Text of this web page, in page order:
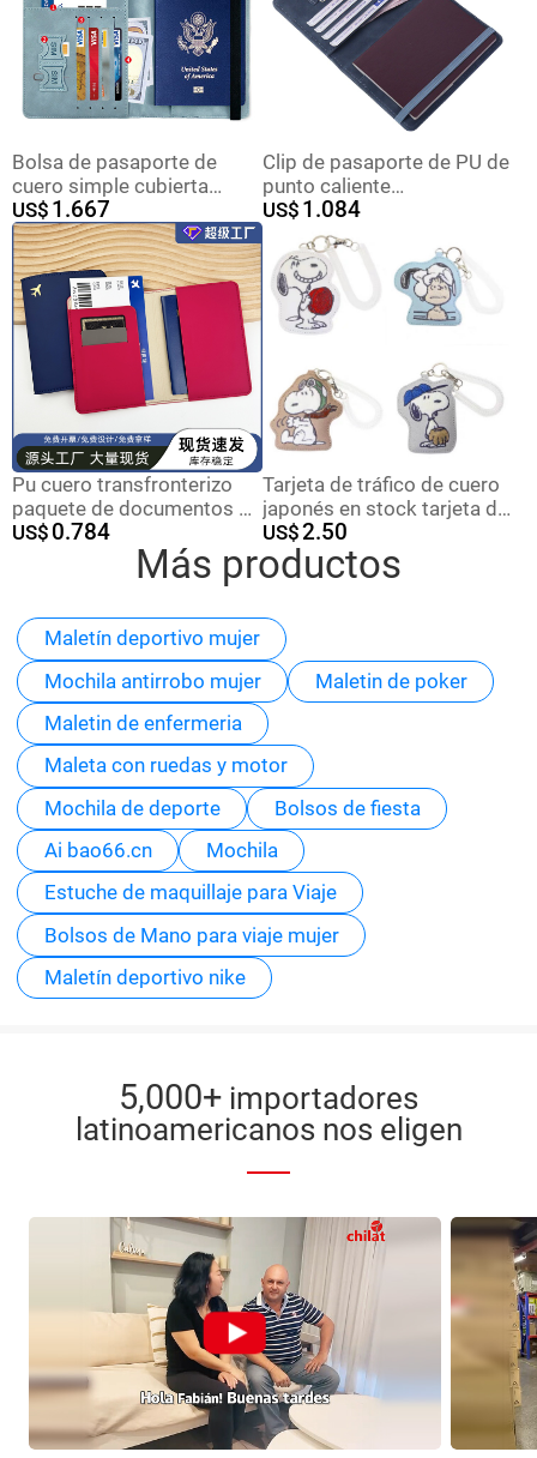
Carpeta de pasaporte en el
extranjero RFID
licencia de conducir
Bolsa de pasaporte de
cuero simple cubierta
protectora del pasaporte
titular de la tarjeta
multifunción boleto de viaje
certificado bolsa de
almacenamiento
US$ 1.667
Clip de pasaporte de PU de
punto caliente
transfronterizo RFID
paquete de tarjeta de oro
rosa cubierta de visa de
turista almacenamiento
multicapa de alta calidad y
bajo precio
US$ 1.084
Pu cuero transfronterizo
paquete de documentos de
borde de aceite pasaporte
de viaje al extranjero este
paquete de pasaporte de
pasaporte fabricante de
pasaporte
US$ 0.784
Tarjeta de tráfico de cuero
japonés en stock tarjeta de
control de acceso tarjeta
bolsa de tarjeta con cuerda
de tracción telescópica
US$2.50
Más productos
Maletín deportivo mujer
Mochila antirrobo mujer
Maletin de poker
Maletin de enfermeria
Maleta con ruedas y motor
Mochila de deporte
Bolsos de fiesta
Ai bao66.cn
Mochila
Estuche de maquillaje para Viaje
Bolsos de Mano para viaje mujer
Maletín deportivo nike
5,000+ importadores
latinoamericanos nos eligen